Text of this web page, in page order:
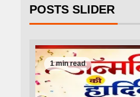
POSTS SLIDER
1 min read